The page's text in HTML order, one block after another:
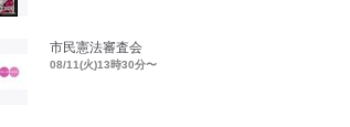
市民憲法審査会
08/11(火)13時30分〜